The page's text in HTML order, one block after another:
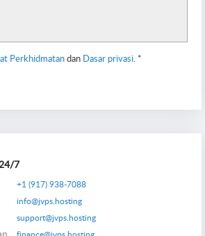
Perkhidmatandan Dasar privasi *
7
+1 (917) 938-7088
info@jvps.hosting
support@jvps.hosting